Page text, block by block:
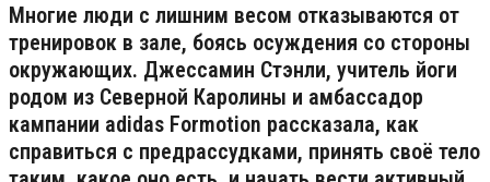
Многие люди с лишним весом отказываются от
тренировок в зале, боясь осуждения со стороны
окружающих. Джессамин Стэнли, учитель йоги
родом из Северной Каролины и амбассадор
кампании adidas Formotion рассказала, как
справиться с предрассудками, принять своё тело